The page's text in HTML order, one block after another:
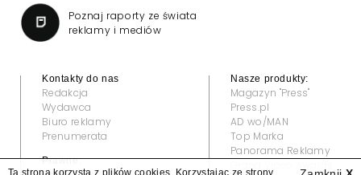
Poznaj raporty ze świata
reklamy i mediów
Kontakty do nas
Redakcja
Wydawca
Biuro reklamy
Prenumerata
Prawne:
Nasze produkty:
Magazyn "Press"
Press.pl
AD wo/MAN
Top Marka
Panorama Reklamy
Ta strona korzysta z plików cookies. Korzystając ze strony